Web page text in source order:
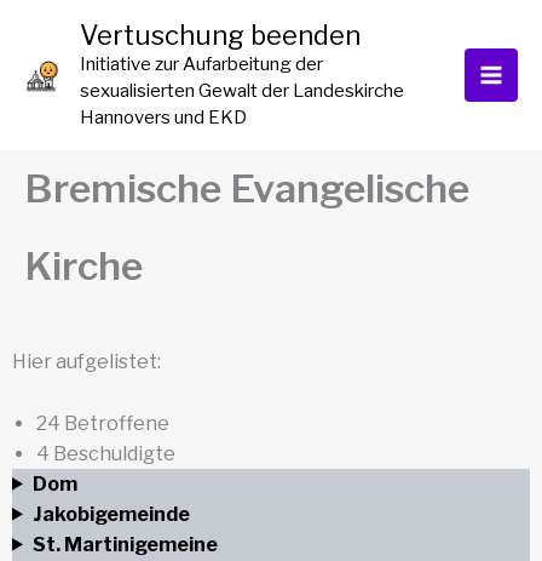
springen
Vertuschung beenden
Initiative zur Aufarbeitung der
sexualisierten Gewalt der Landeskirche
Hannovers und EKD
Bremische Evangelische
Kirche
Hier aufgelistet:
24 Betroffene
4 Beschuldigte
Dom
Jakobigemeinde
St. Martinigemeine